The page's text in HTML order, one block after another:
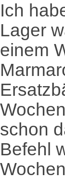
Ich
Lager
einem
schon
Befehl